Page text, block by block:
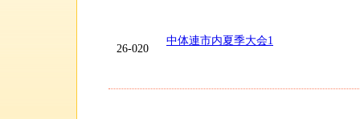
26-020
中体連市内夏季大会1